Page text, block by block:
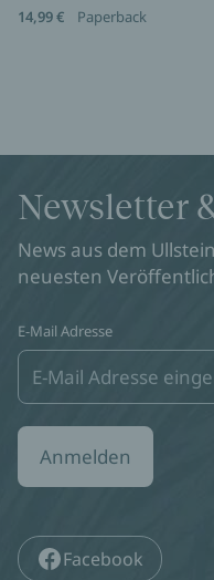
14,99 €
Paperback
Newsletter
News aus dem
neuesten
E-Mail Adresse
Anmelden
Facebook